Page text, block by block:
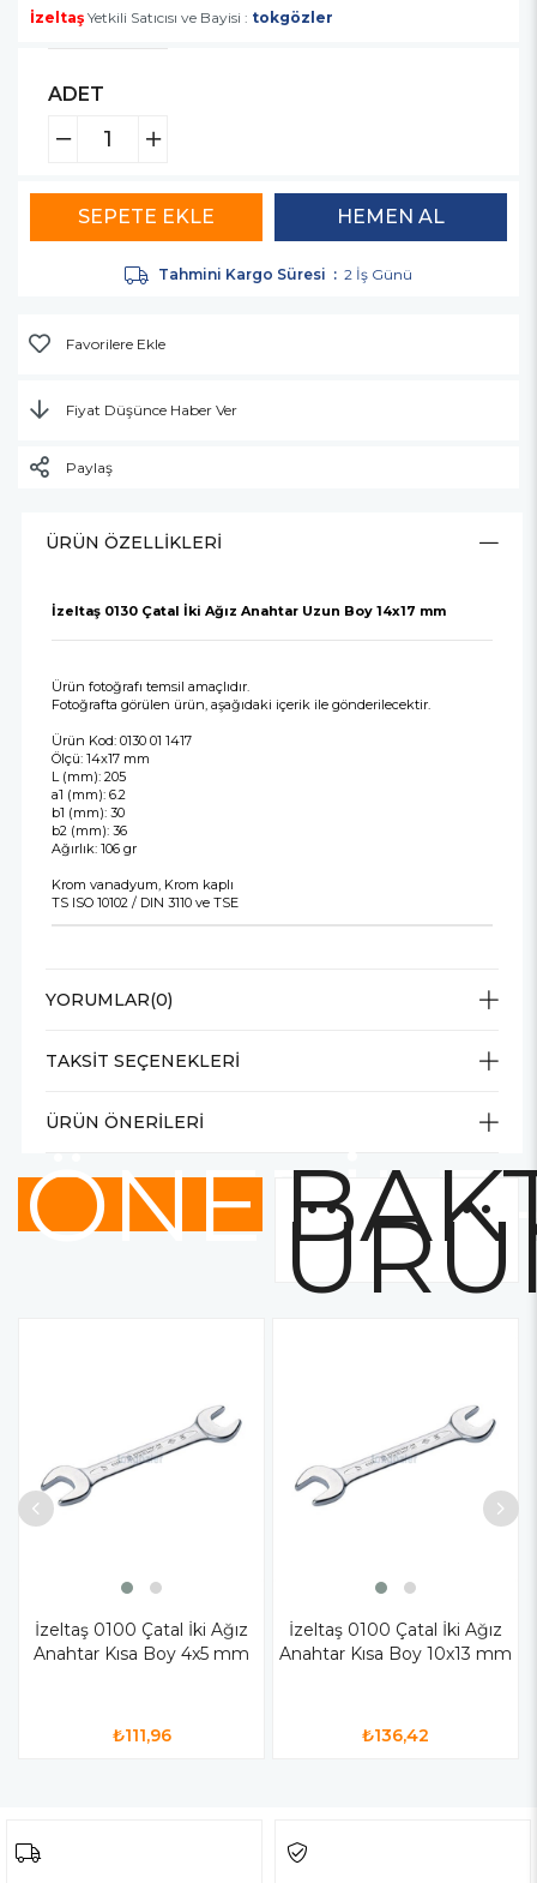
İzeltaş Yetkili Satıcısı ve Bayisi : tokgözler
ADET
Tahmini Kargo Süresi : 2 İş Günü
Favorilere Ekle
Fiyat Düşünce Haber Ver
Paylaş
ÜRÜN ÖZELLIKLERI
İzeltaş 0130 Çatal İki Ağız Anahtar Uzun Boy 14x17 mm
Ürün fotoğrafı temsil amaçlıdır.
Fotoğrafta görülen ürün, aşağıdaki içerik ile gönderilecektir.
Ürün Kod: 0130 01 1417
Ölçü: 14x17 mm
L (mm): 205
a1 (mm): 6.2
b1 (mm): 30
b2 (mm): 36
Ağırlık: 106 gr
Krom vanadyum, Krom kaplı
TS ISO 10102 / DIN 3110 ve TSE
YORUMLAR(0)
TAKSIT SEÇENEKLERI
ÜRÜN ÖNERILERI
İzeltaş 0100 Çatal İki Ağız
Anahtar Kısa Boy 4x5 mm
₺111,96
İzeltaş 0100 Çatal İki Ağız
Anahtar Kısa Boy 10x13 mm
₺136,42